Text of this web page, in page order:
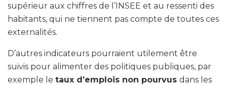
supérieur aux chiffres de l’INSEE et au ressenti des
habitants, qui ne tiennent pas compte de toutes ces
externalités.
D’autres indicateurs pourraient utilement être
suivis pour alimenter des politiques publiques, par
exemple le taux d’emplois non pourvus dans les